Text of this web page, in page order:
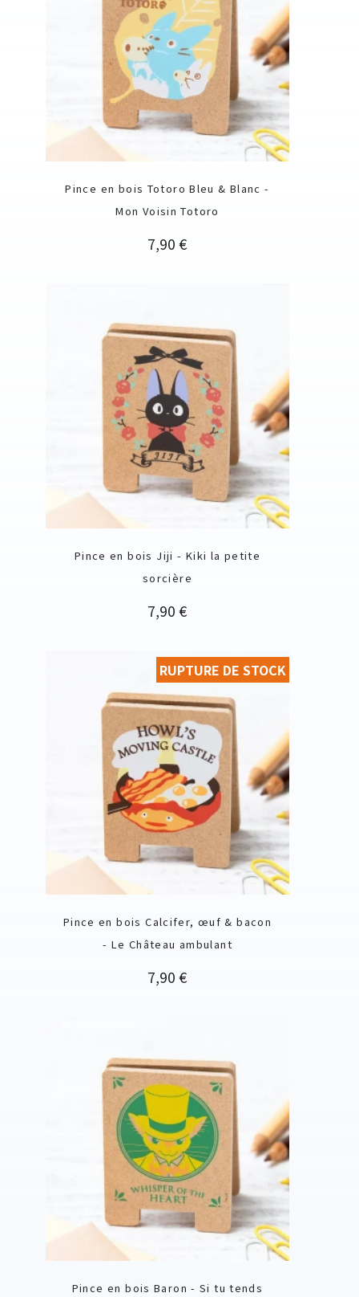
Pince en bois Totoro Bleu & Blanc -
Mon Voisin Totoro
Prix
7,90 €
Pince en bois Jiji - Kiki la petite
sorcière
Prix
7,90 €
Pince en bois Calcifer, œuf & bacon
- Le Château ambulant
Prix
7,90 €
RUPTURE DE STOCK
Pince en bois Baron - Si tu tends